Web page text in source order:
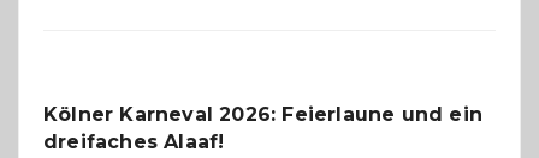
geworden
Kölner Karneval 2026: Feierlaune und ein
dreifaches Alaaf!